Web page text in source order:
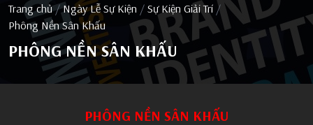
Trang chủ / Ngày Lễ Sự Kiện / Sự Kiện Giải Trí /
Phông Nền Sân Khấu
PHÔNG NỀN SÂN KHẤU
PHÔNG NỀN SÂN KHẤU